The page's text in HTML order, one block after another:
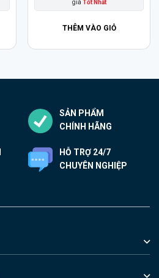
giá Tốt Nhất
THÊM VÀO GIỎ
SẢN PHẨM
CHÍNH HÃNG
HỖ TRỢ 24/7
CHUYÊN NGHIỆP